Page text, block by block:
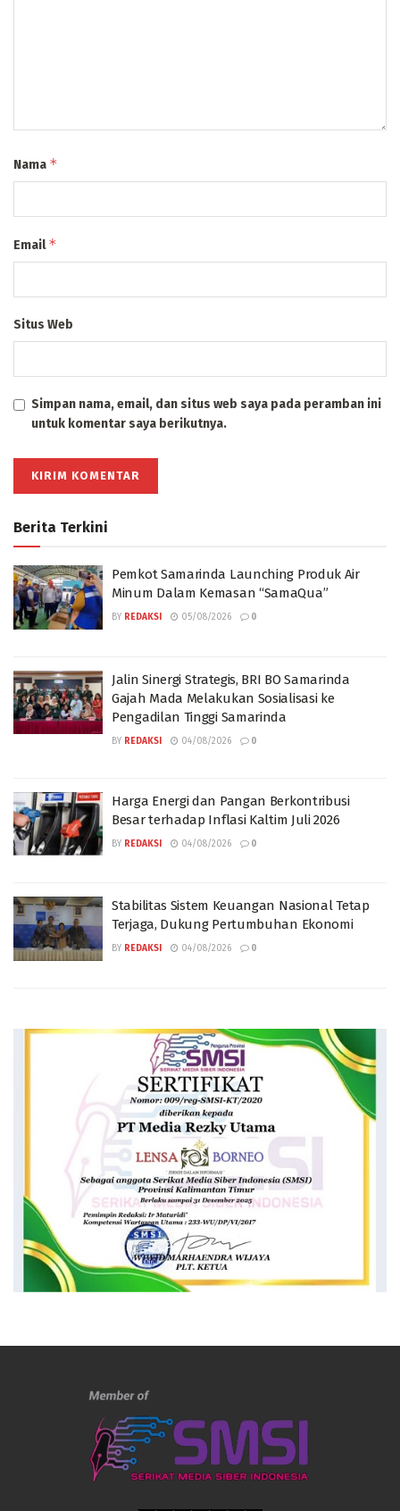
Nama *
Email*
Situs Web
Simpan nama, email, dan situs web saya pada peramban ini
untuk komentar saya berikutnya.
Berita Terkini
Pemkot Samarinda Launching Produk Air
Minum Dalam Kemasan “SamaQua”
BY REDAKSI 05/08/2026 0
Jalin Sinergi Strategis, BRI BO Samarinda
Gajah Mada Melakukan Sosialisasi ke
Pengadilan Tinggi Samarinda
BY REDAKSI 04/08/2026 0
Harga Energi dan Pangan Berkontribusi
Besar terhadap Inflasi Kaltim Juli 2026
BY REDAKSI 04/08/2026 0
Stabilitas Sistem Keuangan Nasional Tetap
Terjaga, Dukung Pertumbuhan Ekonomi
BY REDAKSI 04/08/2026 0